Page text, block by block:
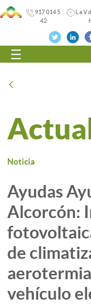
917 014 5
42
L a V
Noticia
Ayudas
Alcorcón:
de
vehículo